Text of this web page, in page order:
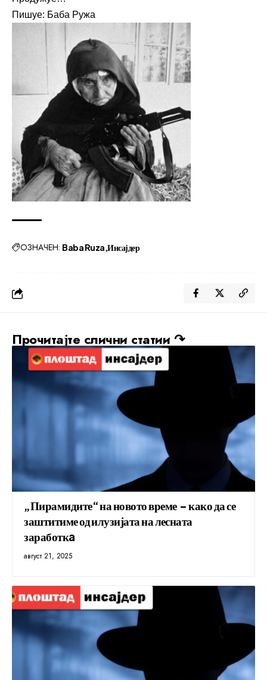
Пишуе: Баба Ружа
ОЗНАЧЕН: Baba Ruza Инсајдер
Прочитајте слични статии ↷
„Пирамидите“ на новото време – како да се
заштитиме од илузијата на лесната
заработкa
август 21, 2025